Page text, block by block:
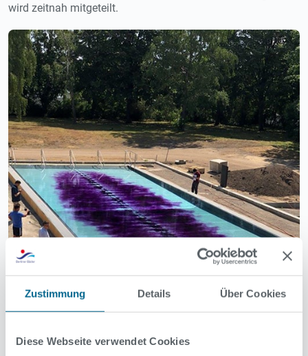
Zustimmung Details Über Cookies
Diese Webseite verwendet Cookies
wird zeitnah mitgeteilt.